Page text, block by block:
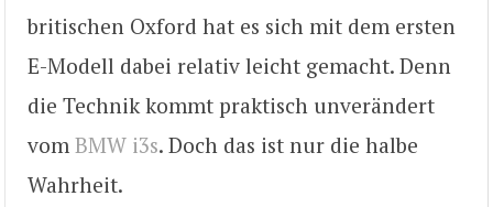
britischen Oxford hat es sich mit dem ersten
E-Modell dabei relativ leicht gemacht. Denn
die Technik kommt praktisch unverändert
vom BMW i3s. Doch das ist nur die halbe
Wahrheit.